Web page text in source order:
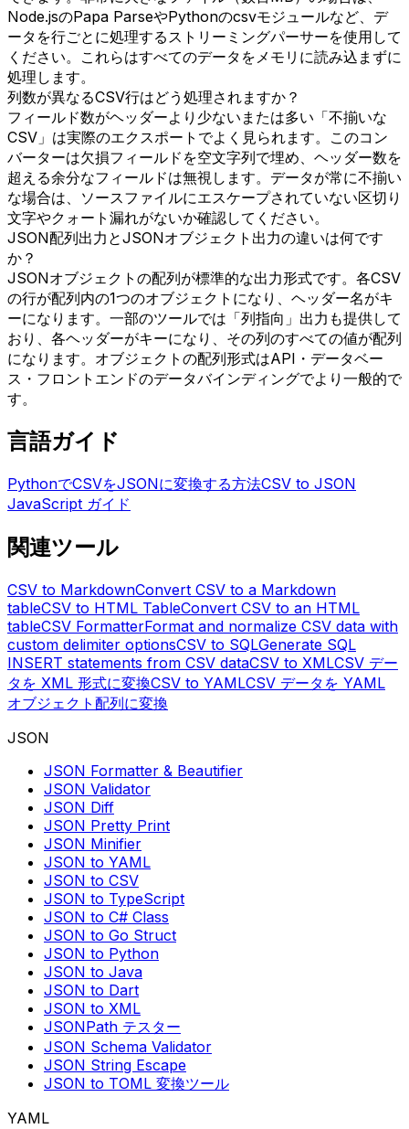
Node.jsのPapa ParseやPythonのcsvモジュールなど、デ
ータを行ごとに処理するストリーミングパーサーを使用して
ください。これらはすべてのデータをメモリに読み込まずに
処理します。
列数が異なるCSV行はどう処理されますか？
フィールド数がヘッダーより少ないまたは多い「不揃いな
CSV」は実際のエクスポートでよく見られます。このコン
バーターは欠損フィールドを空文字列で埋め、ヘッダー数を
超える余分なフィールドは無視します。データが常に不揃い
な場合は、ソースファイルにエスケープされていない区切り
文字やクォート漏れがないか確認してください。
JSON配列出力とJSONオブジェクト出力の違いは何です
か？
JSONオブジェクトの配列が標準的な出力形式です。各CSV
の行が配列内の1つのオブジェクトになり、ヘッダー名がキ
ーになります。一部のツールでは「列指向」出力も提供して
おり、各ヘッダーがキーになり、その列のすべての値が配列
になります。オブジェクトの配列形式はAPI・データベー
ス・フロントエンドのデータバインディングでより一般的で
す。
言語ガイド
PythonでCSVをJSONに変換する方法CSV to JSON
JavaScript ガイド
関連ツール
CSV to MarkdownConvert CSV to a Markdown
tableCSV to HTML TableConvert CSV to an HTML
tableCSV FormatterFormat and normalize CSV data with
custom delimiter optionsCSV to SQLGenerate SQL
INSERT statements from CSV dataCSV to XMLCSV デー
タを XML 形式に変換CSV to YAMLCSV データを YAML
オブジェクト配列に変換
JSON
JSON Formatter & Beautifier
JSON Validator
JSON Diff
JSON Pretty Print
JSON Minifier
JSON to YAML
JSON to CSV
JSON to TypeScript
JSON to C# Class
JSON to Go Struct
JSON to Python
JSON to Java
JSON to Dart
JSON to XML
JSONPath テスター
JSON Schema Validator
JSON String Escape
JSON to TOML 変換ツール
YAML